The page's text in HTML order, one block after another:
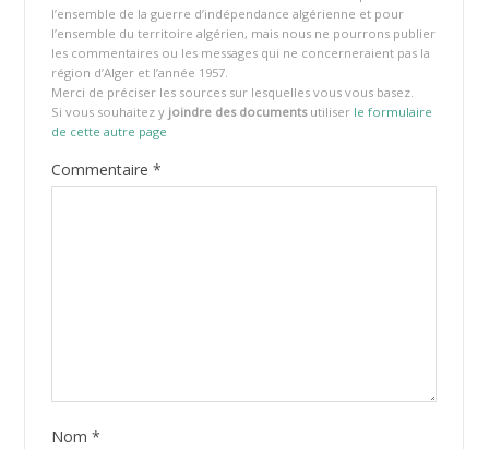
l’ensemble de la guerre d’indépendance algérienne et pour
l’ensemble du territoire algérien, mais nous ne pourrons publier
les commentaires ou les messages qui ne concerneraient pas la
région d’Alger et l’année 1957.
Merci de préciser les sources sur lesquelles vous vous basez.
Si vous souhaitez y joindre des documentsutiliser le formulaire
de cette autre page
Commentaire *
Nom *